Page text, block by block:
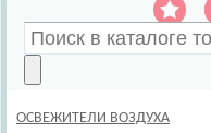
ОСВЕЖИТЕЛИ ВОЗДУХА